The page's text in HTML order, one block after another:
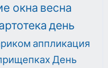
окна весна
день
аппликация
День